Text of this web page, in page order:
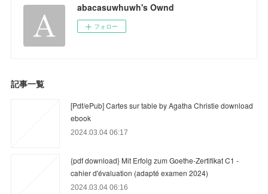
abacasuwhuwh's Ownd
フォロー
記事一覧
[Pdf/ePub] Cartes sur table by Agatha Christie download
ebook
2024.03.04 06:17
{pdf download} Mit Erfolg zum Goethe-Zertifikat C1 -
cahier d'évaluation (adapté examen 2024)
2024.03.04 06:16